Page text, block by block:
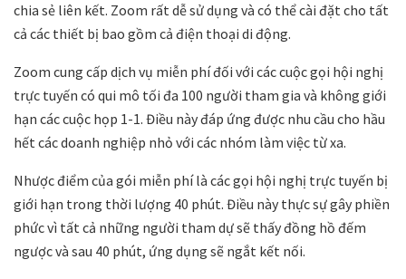
chia sẻ liên kết. Zoom rất dễ sử dụng và có thể cài đặt cho tất
cả các thiết bị bao gồm cả điện thoại di động.
Zoom cung cấp dịch vụ miễn phí đối với các cuộc gọi hội nghị
trực tuyến có qui mô tối đa 100 người tham gia và không giới
hạn các cuộc họp 1-1. Điều này đáp ứng được nhu cầu cho hầu
hết các doanh nghiệp nhỏ với các nhóm làm việc từ xa.
Nhược điểm của gói miễn phí là các gọi hội nghị trực tuyến bị
giới hạn trong thời lượng 40 phút. Điều này thực sự gây phiền
phức vì tất cả những người tham dự sẽ thấy đồng hồ đếm
ngược và sau 40 phút, ứng dụng sẽ ngắt kết nối.